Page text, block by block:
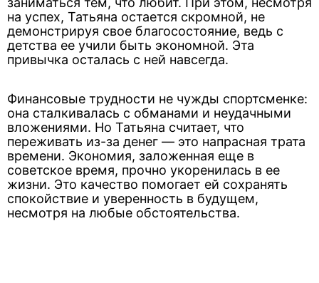
на успех, Татьяна остается скромной, не
демонстрируя свое благосостояние, ведь с
детства ее учили быть экономной. Эта
привычка осталась с ней навсегда.
Финансовые трудности не чужды спортсменке:
она сталкивалась с обманами и неудачными
вложениями. Но Татьяна считает, что
переживать из-за денег — это напрасная трата
времени. Экономия, заложенная еще в
советское время, прочно укоренилась в ее
жизни. Это качество помогает ей сохранять
спокойствие и уверенность в будущем,
несмотря на любые обстоятельства.